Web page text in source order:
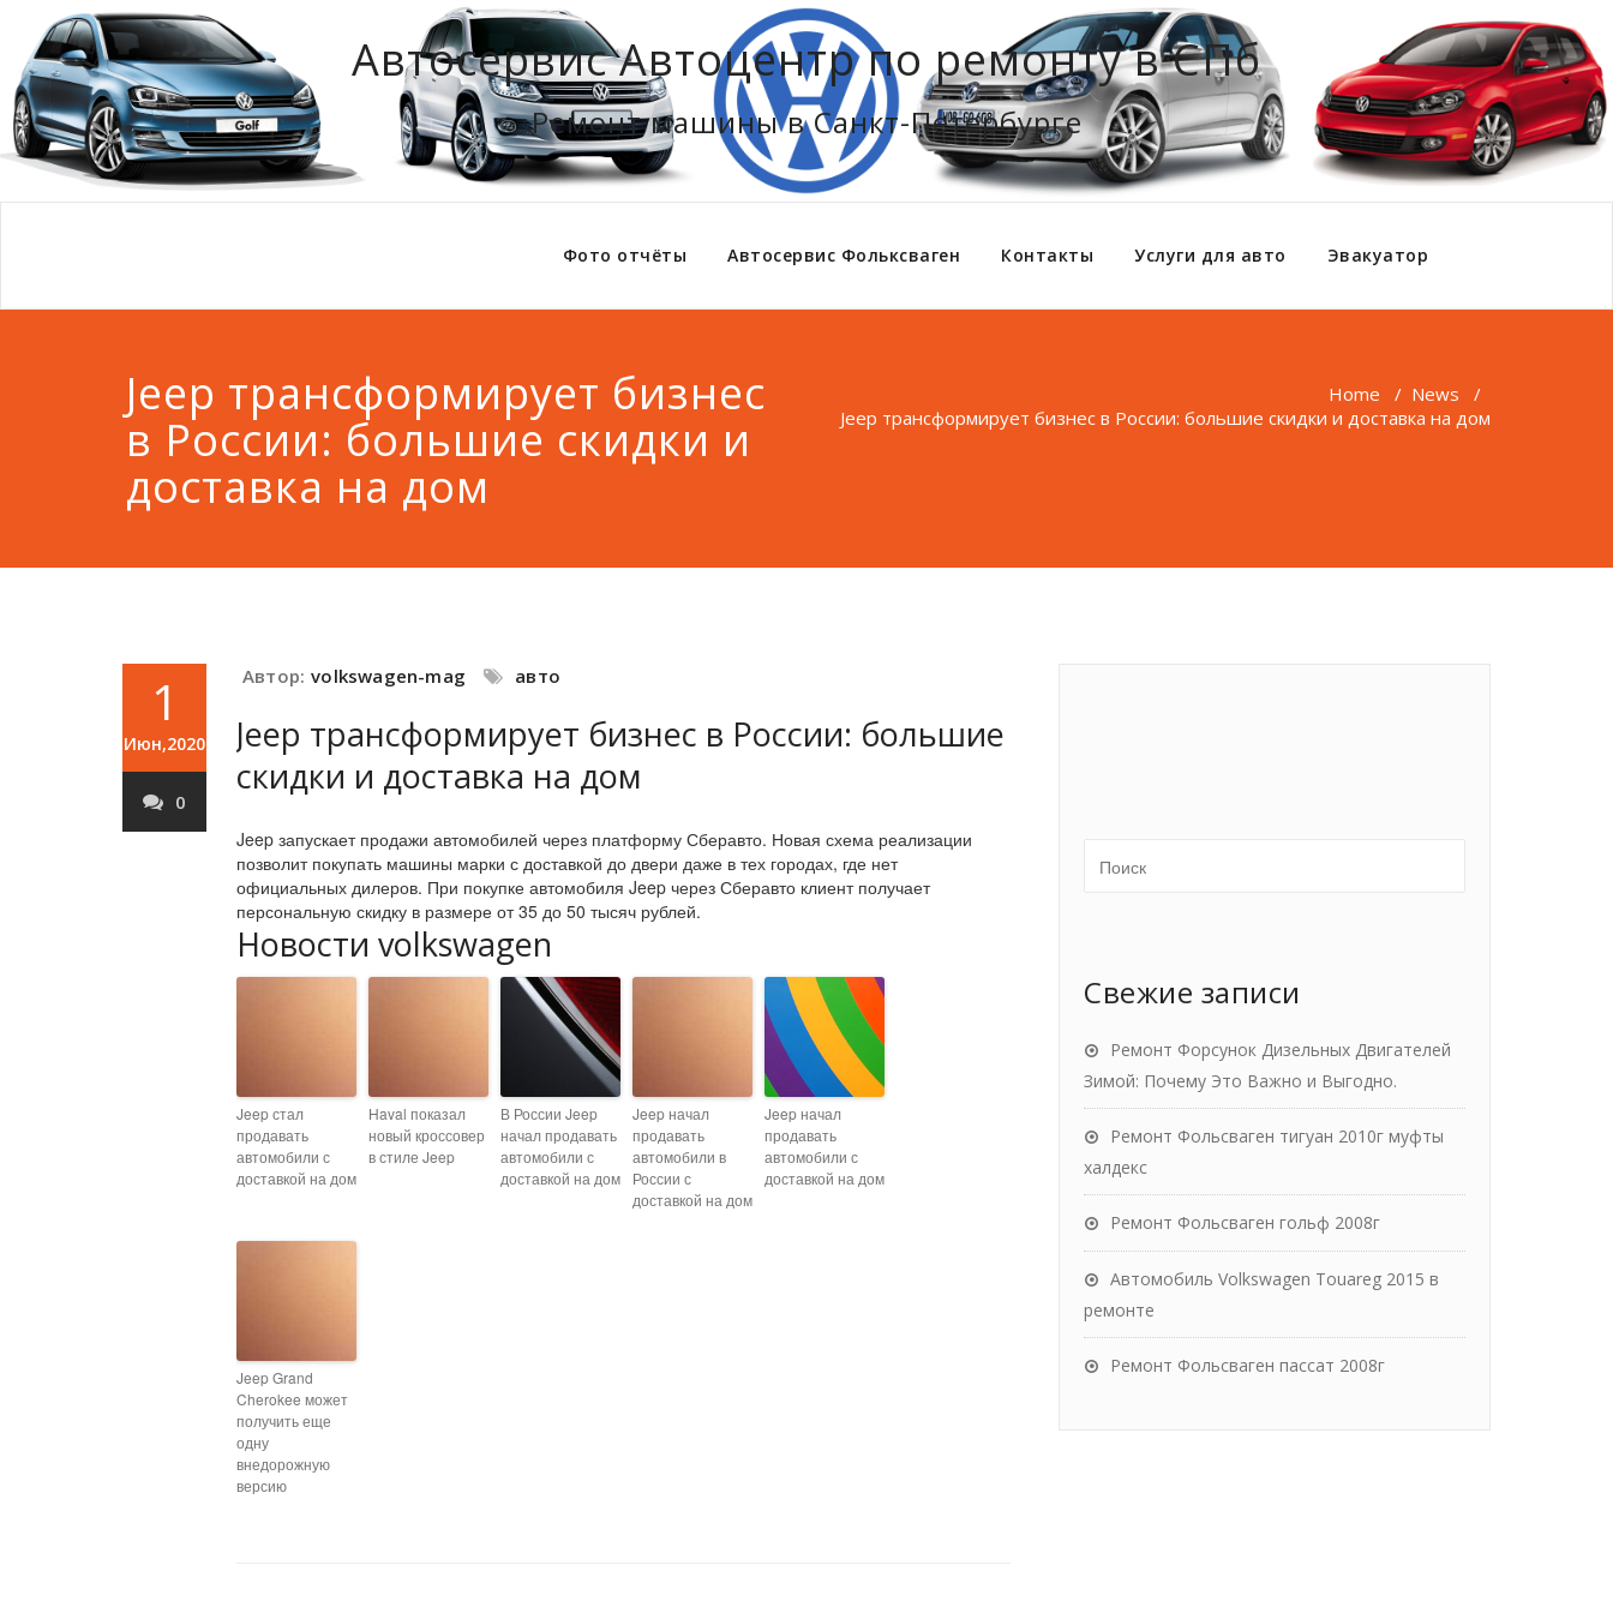
Автосервис Автоцентр по ремонту в СПб
Ремонт машины в Санкт-Петербурге
Фото отчёты Автосервис Фольксваген Контакты Услуги для авто Эвакуатор
Jeep трансформирует бизнес
в России: большие скидки и
доставка на дом
Home / News /
Jeep трансформирует бизнес в России: большие скидки и доставка на дом
1
Июн,2020
0
Автор: volkswagen-mag авто
Jeep трансформирует бизнес в России: большие
скидки и доставка на дом
Jeep запускает продажи автомобилей через платформу Сберавто. Новая схема реализации
позволит покупать машины марки с доставкой до двери даже в тех городах, где нет
официальных дилеров. При покупке автомобиля Jeep через Сберавто клиент получает
персональную скидку в размере от 35 до 50 тысяч рублей.
Новости volkswagen
Jeep стал
продавать
автомобили с
доставкой на дом
Haval показал
новый кроссовер
в стиле Jeep
В России Jeep
начал продавать
автомобили с
доставкой на дом
Jeep начал
продавать
автомобили в
России с
доставкой на дом
Jeep начал
продавать
автомобили с
доставкой на дом
Jeep Grand
Cherokee может
получить еще
одну
внедорожную
версию
Свежие записи
Ремонт Форсунок Дизельных Двигателей
Зимой: Почему Это Важно и Выгодно.
Ремонт Фольсваген тигуан 2010г муфты
халдекс
Ремонт Фольсваген гольф 2008г
Автомобиль Volkswagen Touareg 2015 в
ремонте
Ремонт Фольсваген пассат 2008г